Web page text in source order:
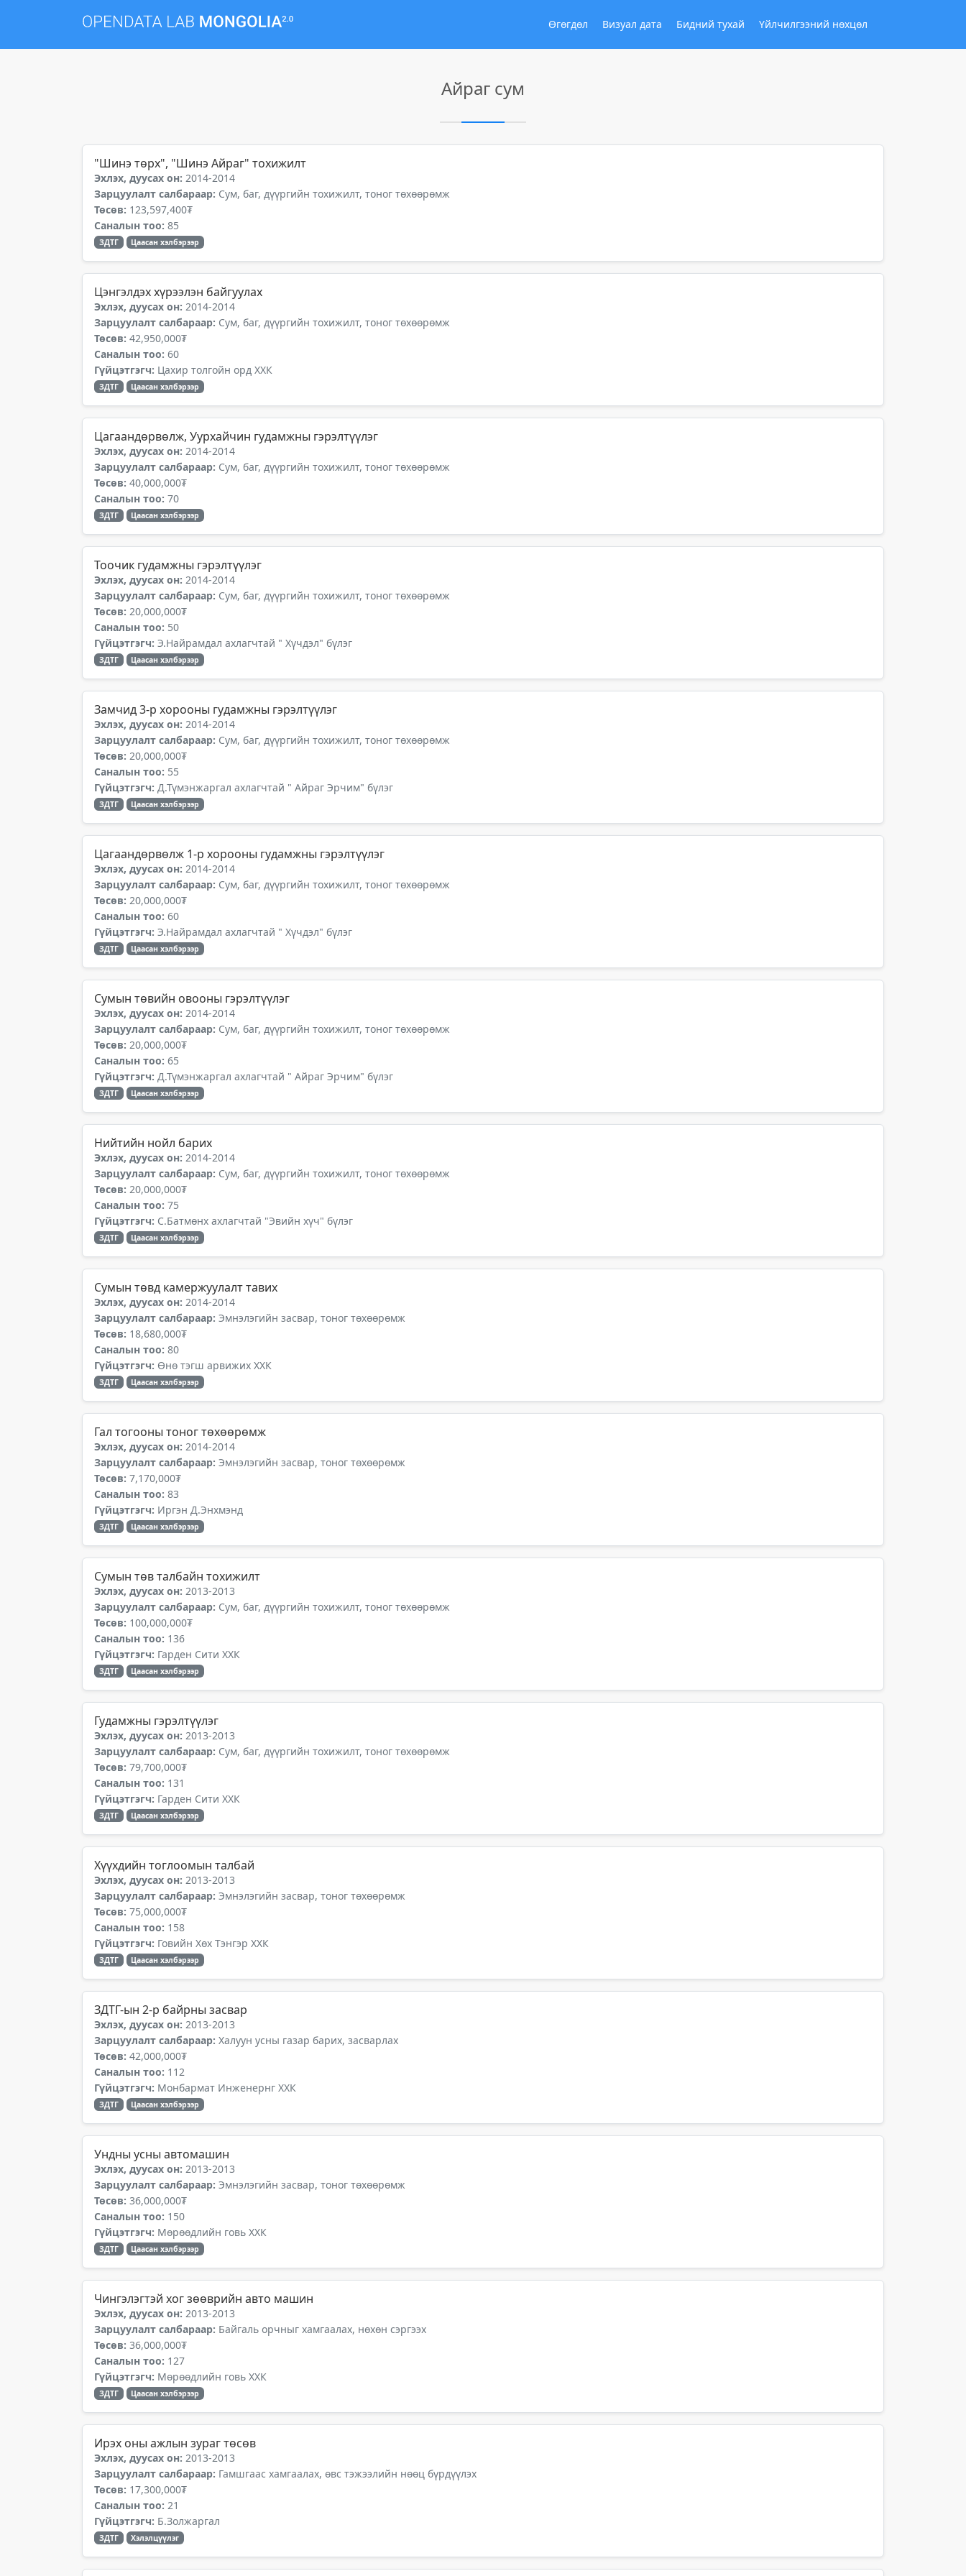
Өгөгдөл Визуал дата Бидний тухай Үйлчилгээний нөхцөл
Айраг сум
"Шинэ төрх", "Шинэ Айраг" тохижилт
Эхлэх, дуусах он: 2014-2014
Зарцуулалт салбараар: Сум, баг, дүүргийн тохижилт, тоног төхөөрөмж
Төсөв: 123,597,400₮
Саналын тоо: 85
ЗДТГ Цаасан хэлбэрээр
Цэнгэлдэх хүрээлэн байгуулах
Эхлэх, дуусах он: 2014-2014
Зарцуулалт салбараар: Сум, баг, дүүргийн тохижилт, тоног төхөөрөмж
Төсөв: 42,950,000₮
Саналын тоо: 60
Гүйцэтгэгч: Цахир толгойн орд ХХК
ЗДТГ Цаасан хэлбэрээр
Цагаандөрвөлж, Уурхайчин гудамжны гэрэлтүүлэг
Эхлэх, дуусах он: 2014-2014
Зарцуулалт салбараар: Сум, баг, дүүргийн тохижилт, тоног төхөөрөмж
Төсөв: 40,000,000₮
Саналын тоо: 70
ЗДТГ Цаасан хэлбэрээр
Тоочик гудамжны гэрэлтүүлэг
Эхлэх, дуусах он: 2014-2014
Зарцуулалт салбараар: Сум, баг, дүүргийн тохижилт, тоног төхөөрөмж
Төсөв: 20,000,000₮
Саналын тоо: 50
Гүйцэтгэгч: Э.Найрамдал ахлагчтай " Хүчдэл" бүлэг
ЗДТГ Цаасан хэлбэрээр
Замчид 3-р хорооны гудамжны гэрэлтүүлэг
Эхлэх, дуусах он: 2014-2014
Зарцуулалт салбараар: Сум, баг, дүүргийн тохижилт, тоног төхөөрөмж
Төсөв: 20,000,000₮
Саналын тоо: 55
Гүйцэтгэгч: Д.Түмэнжаргал ахлагчтай " Айраг Эрчим" бүлэг
ЗДТГ Цаасан хэлбэрээр
Цагаандөрвөлж 1-р хорооны гудамжны гэрэлтүүлэг
Эхлэх, дуусах он: 2014-2014
Зарцуулалт салбараар: Сум, баг, дүүргийн тохижилт, тоног төхөөрөмж
Төсөв: 20,000,000₮
Саналын тоо: 60
Гүйцэтгэгч: Э.Найрамдал ахлагчтай " Хүчдэл" бүлэг
ЗДТГ Цаасан хэлбэрээр
Сумын төвийн овооны гэрэлтүүлэг
Эхлэх, дуусах он: 2014-2014
Зарцуулалт салбараар: Сум, баг, дүүргийн тохижилт, тоног төхөөрөмж
Төсөв: 20,000,000₮
Саналын тоо: 65
Гүйцэтгэгч: Д.Түмэнжаргал ахлагчтай " Айраг Эрчим" бүлэг
ЗДТГ Цаасан хэлбэрээр
Нийтийн нойл барих
Эхлэх, дуусах он: 2014-2014
Зарцуулалт салбараар: Сум, баг, дүүргийн тохижилт, тоног төхөөрөмж
Төсөв: 20,000,000₮
Саналын тоо: 75
Гүйцэтгэгч: С.Батмөнх ахлагчтай "Эвийн хүч" бүлэг
ЗДТГ Цаасан хэлбэрээр
Сумын төвд камержуулалт тавих
Эхлэх, дуусах он: 2014-2014
Зарцуулалт салбараар: Эмнэлэгийн засвар, тоног төхөөрөмж
Төсөв: 18,680,000₮
Саналын тоо: 80
Гүйцэтгэгч: Өнө тэгш арвижих ХХК
ЗДТГ Цаасан хэлбэрээр
Гал тогооны тоног төхөөрөмж
Эхлэх, дуусах он: 2014-2014
Зарцуулалт салбараар: Эмнэлэгийн засвар, тоног төхөөрөмж
Төсөв: 7,170,000₮
Саналын тоо: 83
Гүйцэтгэгч: Иргэн Д.Энхмэнд
ЗДТГ Цаасан хэлбэрээр
Сумын төв талбайн тохижилт
Эхлэх, дуусах он: 2013-2013
Зарцуулалт салбараар: Сум, баг, дүүргийн тохижилт, тоног төхөөрөмж
Төсөв: 100,000,000₮
Саналын тоо: 136
Гүйцэтгэгч: Гарден Сити ХХК
ЗДТГ Цаасан хэлбэрээр
Гудамжны гэрэлтүүлэг
Эхлэх, дуусах он: 2013-2013
Зарцуулалт салбараар: Сум, баг, дүүргийн тохижилт, тоног төхөөрөмж
Төсөв: 79,700,000₮
Саналын тоо: 131
Гүйцэтгэгч: Гарден Сити ХХК
ЗДТГ Цаасан хэлбэрээр
Хүүхдийн тоглоомын талбай
Эхлэх, дуусах он: 2013-2013
Зарцуулалт салбараар: Эмнэлэгийн засвар, тоног төхөөрөмж
Төсөв: 75,000,000₮
Саналын тоо: 158
Гүйцэтгэгч: Говийн Хөх Тэнгэр ХХК
ЗДТГ Цаасан хэлбэрээр
ЗДТГ-ын 2-р байрны засвар
Эхлэх, дуусах он: 2013-2013
Зарцуулалт салбараар: Халуун усны газар барих, засварлах
Төсөв: 42,000,000₮
Саналын тоо: 112
Гүйцэтгэгч: Монбармат Инженернг ХХК
ЗДТГ Цаасан хэлбэрээр
Ундны усны автомашин
Эхлэх, дуусах он: 2013-2013
Зарцуулалт салбараар: Эмнэлэгийн засвар, тоног төхөөрөмж
Төсөв: 36,000,000₮
Саналын тоо: 150
Гүйцэтгэгч: Мөрөөдлийн говь ХХК
ЗДТГ Цаасан хэлбэрээр
Чингэлэгтэй хог зөөврийн авто машин
Эхлэх, дуусах он: 2013-2013
Зарцуулалт салбараар: Байгаль орчныг хамгаалах, нөхөн сэргээх
Төсөв: 36,000,000₮
Саналын тоо: 127
Гүйцэтгэгч: Мөрөөдлийн говь ХХК
ЗДТГ Цаасан хэлбэрээр
Ирэх оны ажлын зураг төсөв
Эхлэх, дуусах он: 2013-2013
Зарцуулалт салбараар: Гамшгаас хамгаалах, өвс тэжээлийн нөөц бүрдүүлэх
Төсөв: 17,300,000₮
Саналын тоо: 21
Гүйцэтгэгч: Б.Золжаргал
ЗДТГ Хэлэлцүүлэг